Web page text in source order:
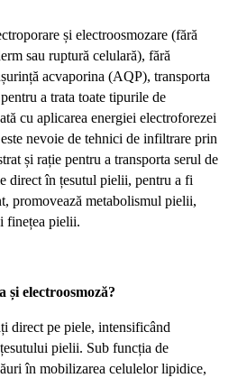
și electroosmozare (fără
sau ruptură celulară), fără
acvaporina (AQP), transporta
a trata toate tipurile de
cu aplicarea energiei electroforezei
nevoie de tehnici de infiltrare prin
și rație pentru a transporta serul de
direct în țesutul pielii, pentru a fi
promovează metabolismul pielii,
finețea pielii.
și electroosmoză?
direct pe piele, intensificând
pielii. Sub funcția de
în mobilizarea celulelor lipidice,